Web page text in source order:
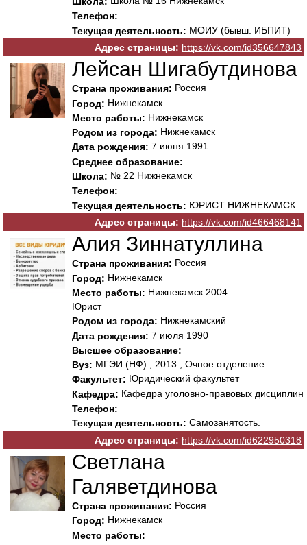
Телефон:
Текущая деятельность: МОИУ (бывш. ИБПИТ)
Адрес страницы: https://vk.com/id356647843
Лейсан Шигабутдинова
Страна проживания: Россия
Город: Нижнекамск
Место работы: Нижнекамск
Родом из города: Нижнекамск
Дата рождения: 7 июня 1991
Среднее образование:
Школа: № 22 Нижнекамск
Телефон:
Текущая деятельность: ЮРИСТ НИЖНЕКАМСК
Адрес страницы: https://vk.com/id466468141
Алия Зиннатуллина
Страна проживания: Россия
Город: Нижнекамск
Место работы: Нижнекамск 2004
Юрист
Родом из города: Нижнекамский
Дата рождения: 7 июля 1990
Высшее образование:
Вуз: МГЭИ (НФ) , 2013 , Очное отделение
Факультет: Юридический факультет
Кафедра: Кафедра уголовно-правовых дисциплин
Телефон:
Текущая деятельность: Самозанятость.
Адрес страницы: https://vk.com/id622950318
Светлана
Галяветдинова
Страна проживания: Россия
Город: Нижнекамск
Место работы: